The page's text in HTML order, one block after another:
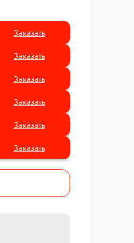
Заказать
Заказать